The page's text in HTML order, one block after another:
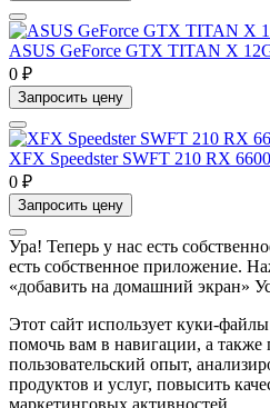
ASUS GeForce GTX TITAN X
0 ₽
Запросить цену
XFX Speedster SWFT 210 RX
0 ₽
Запросить цену
Ура! Теперь у нас есть
есть собственное приложение.
«добавить на домашний экран»
Этот сайт использует куки-
помочь вам в навигации, а также
пользовательский опыт,
продуктов и услуг, повысить